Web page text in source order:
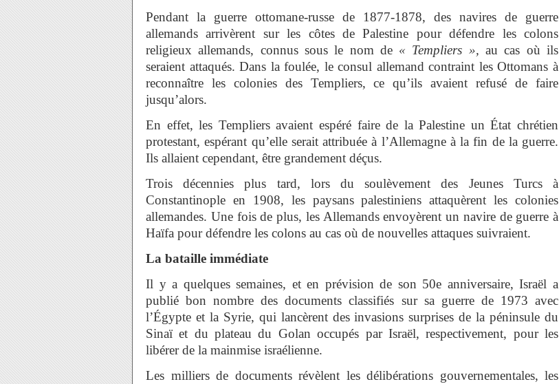
Pendant la guerre ottomane-russe de 1877-1878, des navires de guerre
allemands arrivèrent sur les côtes de Palestine pour défendre les colons
religieux allemands, connus sous le nom de « Templiers », au cas où ils
seraient attaqués. Dans la foulée, le consul allemand contraint les Ottomans à
reconnaître les colonies des Templiers, ce qu’ils avaient refusé de faire
jusqu’alors.
En effet, les Templiers avaient espéré faire de la Palestine un État chrétien
protestant, espérant qu’elle serait attribuée à l’Allemagne à la fin de la guerre.
Ils allaient cependant, être grandement déçus.
Trois décennies plus tard, lors du soulèvement des Jeunes Turcs à
Constantinople en 1908, les paysans palestiniens attaquèrent les colonies
allemandes. Une fois de plus, les Allemands envoyèrent un navire de guerre à
Haïfa pour défendre les colons au cas où de nouvelles attaques suivraient.
La bataille immédiate
Il y a quelques semaines, et en prévision de son 50e anniversaire, Israël a
publié bon nombre des documents classifiés sur sa guerre de 1973 avec
l’Égypte et la Syrie, qui lancèrent des invasions surprises de la péninsule du
Sinaï et du plateau du Golan occupés par Israël, respectivement, pour les
libérer de la mainmise israélienne.
Les milliers de documents révèlent les délibérations gouvernementales, les